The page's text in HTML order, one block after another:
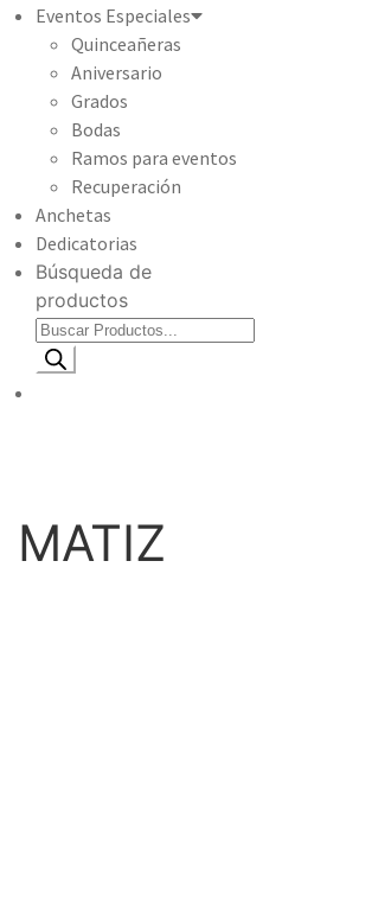
Eventos Especiales
Quinceañeras
Aniversario
Grados
Bodas
Ramos para eventos
Recuperación
Anchetas
Dedicatorias
Búsqueda de
productos
MATIZ